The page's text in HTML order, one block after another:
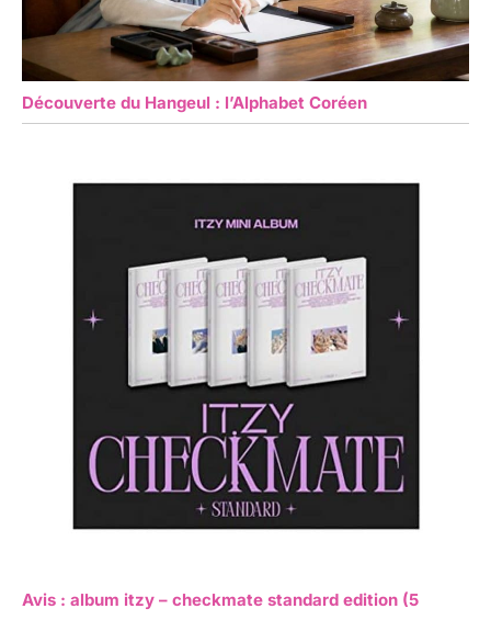
Découverte du Hangeul : l’Alphabet Coréen
Avis : album itzy – checkmate standard edition (5